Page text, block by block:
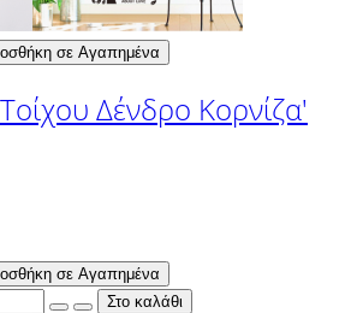
σε Αγαπημένα
Δένδρο Κορνίζα'
σε Αγαπημένα